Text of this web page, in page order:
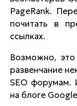
PageRank.
почитать в
ссылках.
Возможно,
развенчание
SEO форумам.
на блоге